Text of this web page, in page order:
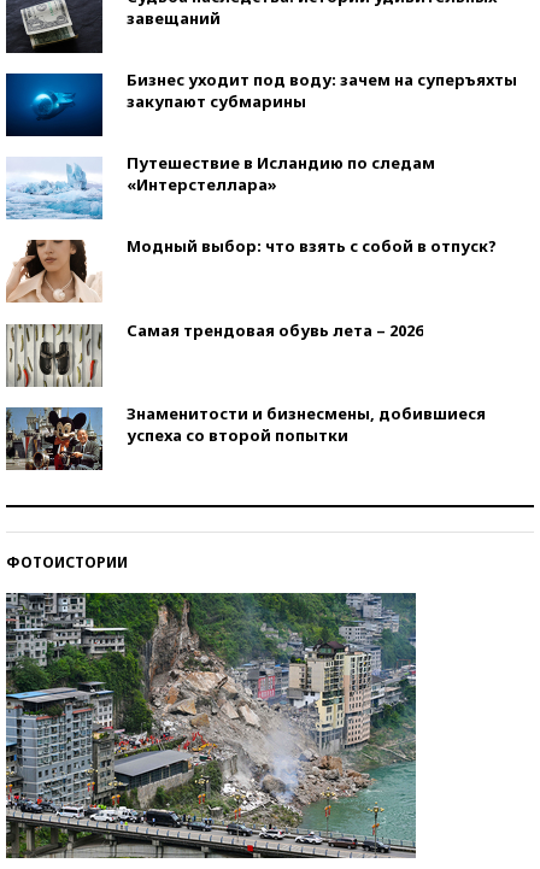
завещаний
Бизнес уходит под воду: зачем на суперъяхты
закупают субмарины
Путешествие в Исландию по следам
«Интерстеллара»
Модный выбор: что взять с собой в отпуск?
Самая трендовая обувь лета – 2026
Знаменитости и бизнесмены, добившиеся
успеха со второй попытки
ФОТОИСТОРИИ